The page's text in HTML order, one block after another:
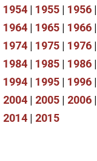
1954 | 1955 | 1956 |
1964 | 1965 | 1966 |
1974 | 1975 | 1976 |
1984 | 1985 | 1986 |
1994 | 1995 | 1996 |
2004 | 2005 | 2006 |
2014 | 2015